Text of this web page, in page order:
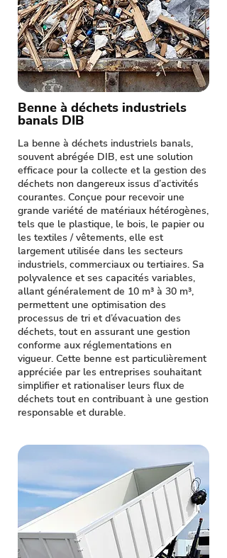
Benne à déchets industriels
banals DIB
La benne à déchets industriels banals,
souvent abrégée DIB, est une solution
efficace pour la collecte et la gestion des
déchets non dangereux issus d’activités
courantes. Conçue pour recevoir une
grande variété de matériaux hétérogènes,
tels que le plastique, le bois, le papier ou
les textiles / vêtements, elle est
largement utilisée dans les secteurs
industriels, commerciaux ou tertiaires. Sa
polyvalence et ses capacités variables,
allant généralement de 10 m³ à 30 m³,
permettent une optimisation des
processus de tri et d’évacuation des
déchets, tout en assurant une gestion
conforme aux réglementations en
vigueur. Cette benne est particulièrement
appréciée par les entreprises souhaitant
simplifier et rationaliser leurs flux de
déchets tout en contribuant à une gestion
responsable et durable.